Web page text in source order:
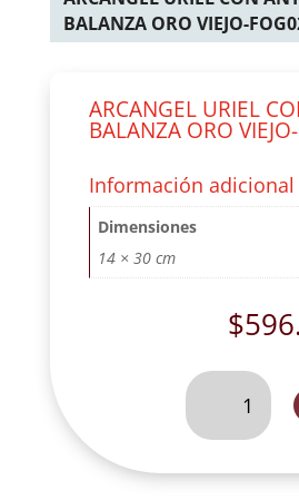
BALANZA ORO VIEJO-
ARCANGEL URIEL
BALANZA ORO
Información adicional
Dimensiones
14 × 30 cm
$
ARCANGEL
CON
Y